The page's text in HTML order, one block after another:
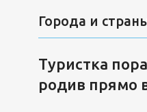
Города и
Туристка
родив прямо